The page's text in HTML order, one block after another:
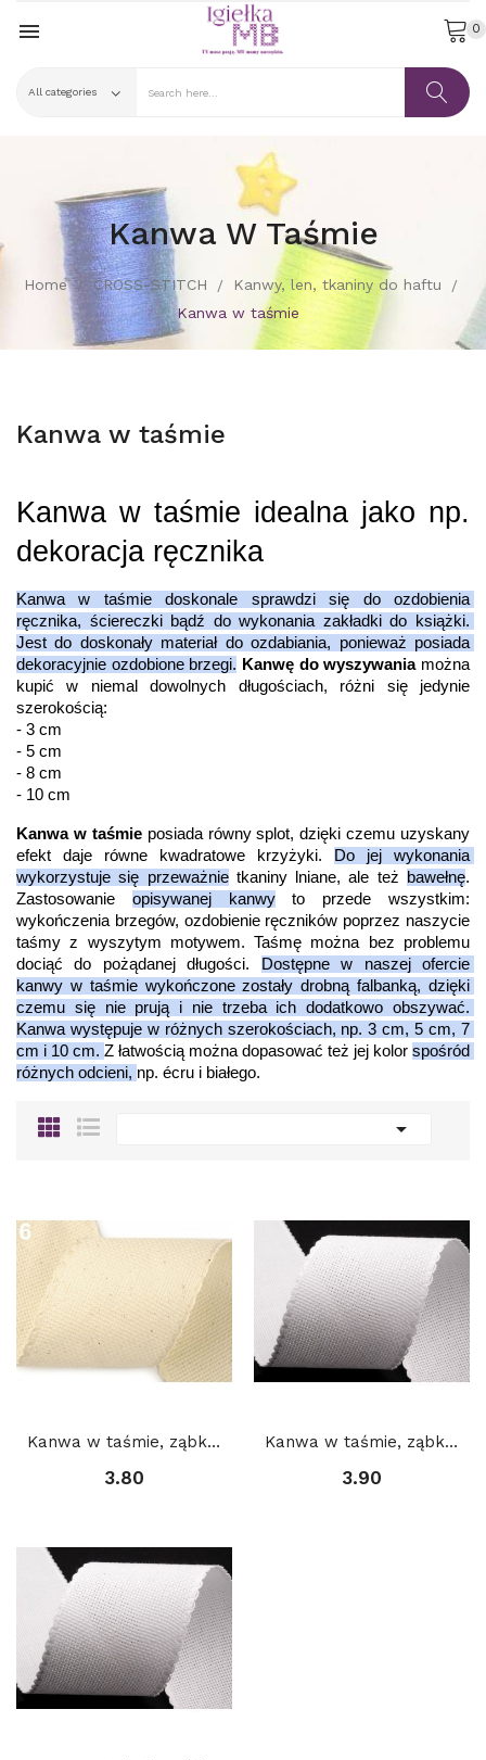
 0
Kanwa W Taśmie
Home CROSS-STITCH
Kanwy, len, tkaniny do haftu
Kanwa w taśmie
Kanwa w taśmie
Kanwa w taśmie idealna jako np.
dekoracja ręcznika
Kanwa w taśmie doskonale sprawdzi się do ozdobienia
ręcznika, ściereczki bądź do wykonania zakładki do książki.
Jest do doskonały materiał do ozdabiania, ponieważ posiada
dekoracyjnie ozdobione brzegi. Kanwę do wyszywania można
kupić w niemal dowolnych długościach, różni się jedynie
szerokością:
- 3 cm
- 5 cm
- 8 cm
- 10 cm
Kanwa w taśmie posiada równy splot, dzięki czemu uzyskany
efekt daje równe kwadratowe krzyżyki.
Do jej wykonania
wykorzystuje się przeważnie tkaniny lniane, ale też bawełnę.
Zastosowanie opisywanej kanwy to przede wszystkim:
wykończenia brzegów, ozdobienie ręczników poprzez naszycie
taśmy z wyszytym motywem. Taśmę można bez problemu
dociąć do pożądanej długości.
Dostępne w naszej ofercie
kanwy w taśmie wykończone zostały drobną falbanką, dzięki
czemu się nie prują i nie trzeba ich dodatkowo obszywać.
Kanwa występuje w różnych szerokościach, np. 3 cm, 5 cm, 7
cm i 10 cm. Z łatwością można dopasować też jej kolor spośród
różnych odcieni, np. écru i białego.

Kanwa w taśmie, ząbkowana, szerokość 7 cm: Ecru
3.80
Kanwa w taśmie, ząbkowana, szerokość 7 cm: BIAŁA
3.90